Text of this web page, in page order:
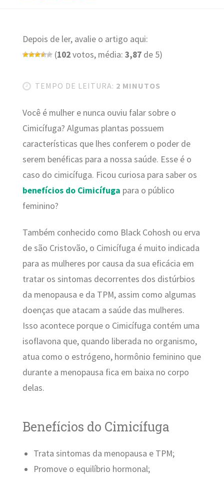
Depois de ler, avalie o artigo aqui:
(102votos, média: 3,87de 5)
TEMPO DE LEITURA: 2 MINUTOS
Você é mulher e nunca ouviu falar sobre o
Cimicífuga? Algumas plantas possuem
características que lhes conferem o poder de
serem benéficas para a nossa saúde. Esse é o
caso do cimicífuga. Ficou curiosa para saber os
benefícios do Cimicífuga para o público
feminino?
Também conhecido como Black Cohosh ou erva
de são Cristovão, o Cimicífuga é muito indicada
para as mulheres por causa da sua eficácia em
tratar os sintomas decorrentes dos distúrbios
da menopausa e da TPM, assim como algumas
doenças que atacam a saúde das mulheres.
Isso acontece porque o Cimicífuga contém uma
isoflavona que, quando liberada no organismo,
atua como o estrógeno, hormônio feminino que
durante a menopausa fica em baixa no corpo
delas.
Benefícios do Cimicífuga
Trata sintomas da menopausa e TPM;
Promove o equilíbrio hormonal;